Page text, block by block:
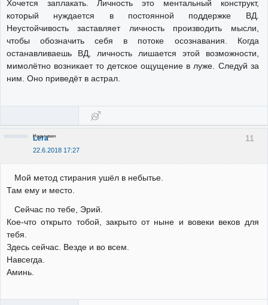
Хочется заплакать. Личность это ментальный конструкт,
который нуждается в постоянной поддержке ВД.
Неустойчивость заставляет личность производить мысли,
чтобы обозначить себя в потоке осознавания. Когда
останавливаешь ВД, личность лишается этой возможности,
мимолётно возникает то детское ощущение в луже. Следуй за
ним. Оно приведёт в астрал.
11
Lera
22.6.2018 17:27
Неактивен
Мой метод стирания ушёл в небытье.
Там ему и место.
Сейчас по тебе, Эрий.
Кое-что открыто тобой, закрыто от ныне и вовеки веков для
тебя.
Здесь сейчас. Везде и во всем.
Навсегда.
Аминь.